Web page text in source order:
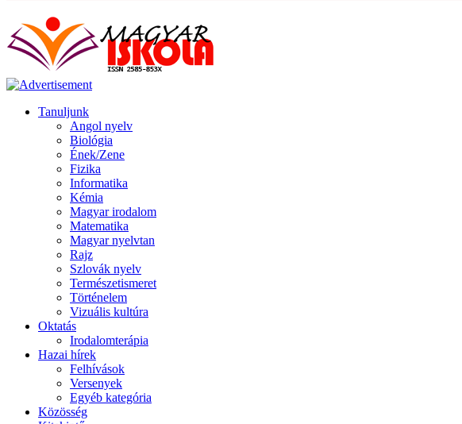
Tanuljunk
Angol nyelv
Biológia
Ének/Zene
Fizika
Informatika
Kémia
Magyar irodalom
Matematika
Magyar nyelvtan
Rajz
Szlovák nyelv
Természetismeret
Történelem
Vizuális kultúra
Oktatás
Irodalomterápia
Hazai hírek
Felhívások
Versenyek
Egyéb kategória
Közösség